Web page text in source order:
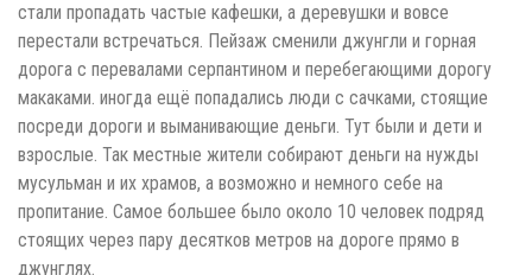
стали пропадать частые кафешки, а деревушки и вовсе
перестали встречаться. Пейзаж сменили джунгли и горная
дорога с перевалами серпантином и перебегающими дорогу
макаками. иногда ещё попадались люди с сачками, стоящие
посреди дороги и выманивающие деньги. Тут были и дети и
взрослые. Так местные жители собирают деньги на нужды
мусульман и их храмов, а возможно и немного себе на
пропитание. Самое большее было около 10 человек подряд
стоящих через пару десятков метров на дороге прямо в
джунглях.